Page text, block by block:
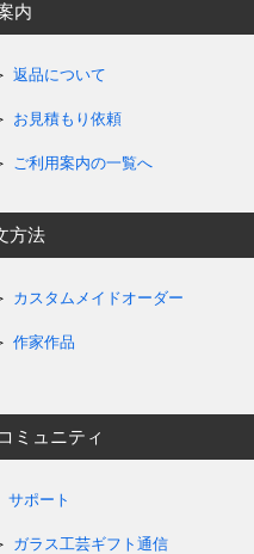
内
返品について
お見積もり依頼
ご利用案内の一覧へ
方法
カスタムメイドオーダー
作家作品
ミュニティ
サポート
ガラス工芸ギフト通信